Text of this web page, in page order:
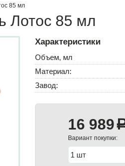
85 мл
Лотос 85 мл
Характеристики
Объем, мл
Материал:
Завод:
16 989
Вариант покупки: